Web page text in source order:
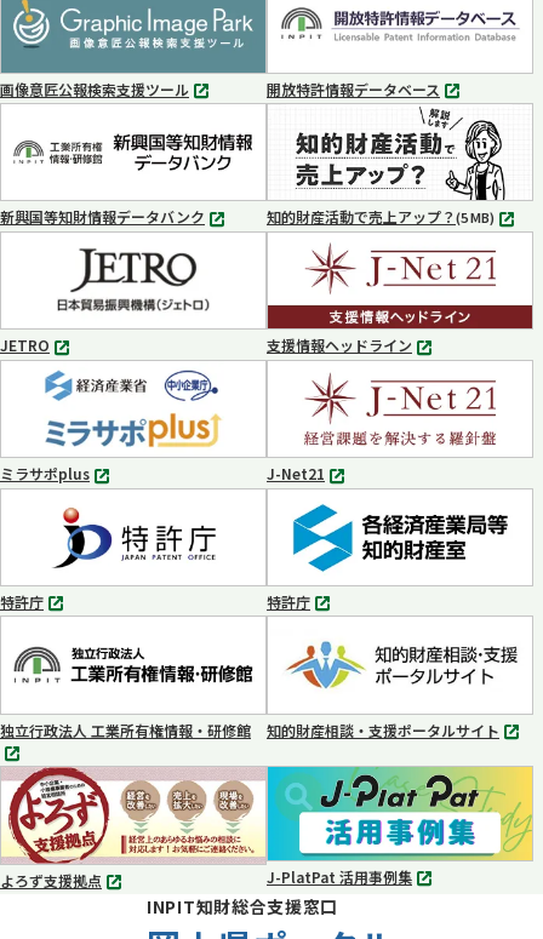
で
開
く
ブ
で
く
画像意匠公報検索支援ツール
別
ブ
で
く
開放特許情報データベース
別
タ
ブ
で
開
く
新興国等知財情報データバンク
別
開
く
知的財産活動で売上アップ？(5 MB) MP4
JETRO
別
タ
ブ
で
開
く
支援情報ヘッドライン
別
タ
ブ
で
開
く
ミラサポplus
別
ブ
で
開
く
J-Net21
別
タ
ブ
で
開
く
特許庁
別
ブ
で
く
特許庁
別
ブ
で
開
く
独立行政法人 工業所有権情報・研修館
別
タ
ブ
で
知的財産相談・支援ポータルサイト
別
タ
開
く
よろず支援拠点
別
J-PlatPat 活用事例集
別
INPIT知財総合支援窓口